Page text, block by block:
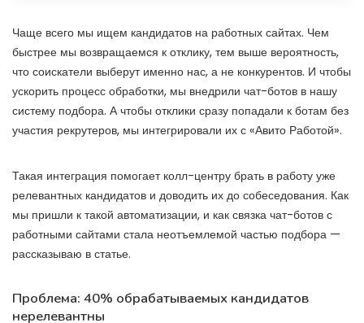
Чаще всего мы ищем кандидатов на работных сайтах. Чем
быстрее мы возвращаемся к отклику, тем выше вероятность,
что соискатели выберут именно нас, а не конкурентов. И чтобы
ускорить процесс обработки, мы внедрили чат-ботов в нашу
систему подбора. А чтобы отклики сразу попадали к ботам без
участия рекрутеров, мы интегрировали их с «Авито Работой».
Такая интеграция помогает колл-центру брать в работу уже
релевантных кандидатов и доводить их до собеседования. Как
мы пришли к такой автоматизации, и как связка чат-ботов с
работными сайтами стала неотъемлемой частью подбора —
рассказываю в статье.
Проблема: 40% обрабатываемых кандидатов
нерелевантны